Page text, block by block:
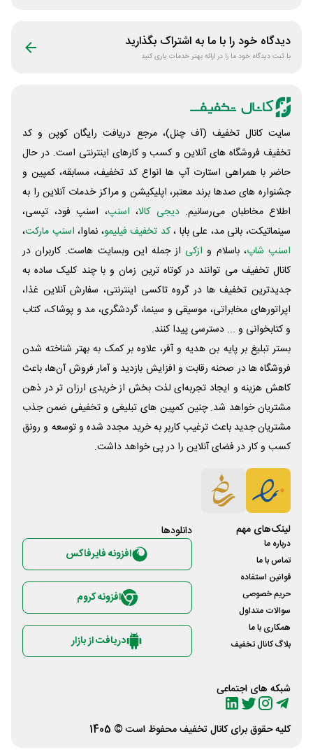
دیدگاه خود را با ما به اشتراک بگذارید
با ثبت دیدگاه خود ما را در ارائه بهتر خدمات یاری کنید
سایت کانال تخفیف (آف چنل)، مرجع دریافت رایگان کوپن و کد
تخفیف فروشگاه های آنلاین و کسب و‌ کارهای اینترنتی است. در حال
حاضر با همراهی استارت آپ ها انواع کد تخفیف، مسابقه، کمپین و
جشنواره های صدها برند معتبر، اپلیکیشن و مراکز خدمات آنلاین را به
اطلاع مخاطبان می‌رسانیم. دیجی کالا، اسنپ، اسنپ فود، تپسی،
سینماتیکت، بانی مد، علی‌ بابا ،کد تخفیف فیلیمو، نماوا، اسنپ مارکت،
اسنپ شاپ، باسلام و ازکی از جمله این وبسایت ‌هاست. کاربران در
کانال تخفیف می توانند در کوتاه ترین زمان و با چند کلیک ساده به
جدیدترین تخفیف ها در گروه تاکسی اینترنتی، سفارش آنلاین غذا،
اپراتورهای مخابراتی، موسیقی و سینما، گردشگری، مد و پوشاک، کتاب
و کتابخوانی و ... دسترسی پیدا کنند.
بستر تبلیغ بر پایه بن هدیه و آفر، علاوه بر کمک به بهتر شناخته شدن
فروشگاه ها در صحنه رقابت و افزایش بازدید و آمار فروش آن‌ها، باعث
کاهش هزینه و ایجاد تجربه‌ای لذت بخش از خریدی ارزان تر در ذهن
مشتریان خواهد شد. چنین کمپین های تبلیغی و تخفیفی ضمن جذب
مشتریان جدید باعث ترغیب کاربر به خرید مجدد شده و توسعه و رونق
کسب و کار در فضای آنلاین را در پی خواهد داشت.
لینک‌های مهم
درباره ما
تماس با ما
قوانین استفاده
حریم خصوصی
سوالات متداول
همکاری با ما
بلاگ کانال تخفیف
شبکه های اجتماعی
دانلود‌ها
افزونه فایرفاکس
افزونه کروم
دریافت از بازار
کلیه حقوق برای کانال تخفیفمحفوظ است © 1405